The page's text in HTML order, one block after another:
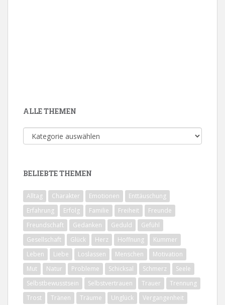
ALLE THEMEN
Alle
Themen
BELIEBTE THEMEN
Alltag Charakter Emotionen
Enttäuschung
Erfahrung
Erfolg Familie Freiheit
Freunde
Freundschaft
Gedanken Geduld
Gefühl
Gesellschaft
Glück Herz Hoffnung
Kummer
Leben
Liebe Loslassen Menschen
Motivation
Mut
Natur Probleme Schicksal Schmerz
Seele
Selbstbewusstsein
Selbstvertrauen Trauer
Trennung
Trost
Tränen Träume Unglück
Vergangenheit